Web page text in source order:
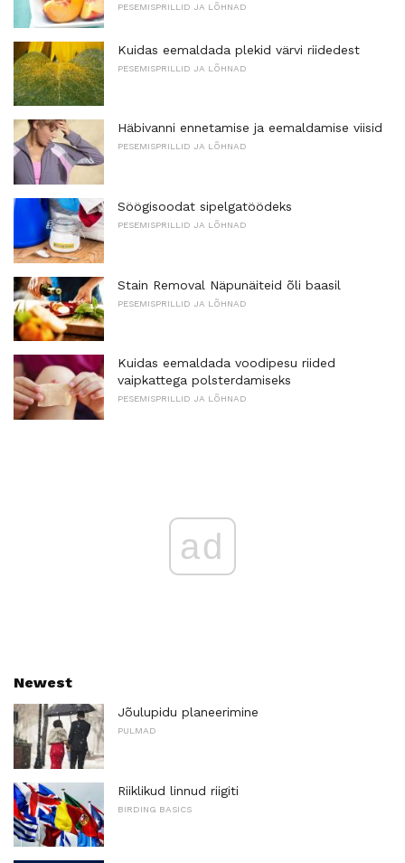
PESEMISPRILLID JA LÕHNAD
Kuidas eemaldada plekid värvi riidedest
PESEMISPRILLID JA LÕHNAD
Häbivanni ennetamise ja eemaldamise viisid
PESEMISPRILLID JA LÕHNAD
Söögisoodat sipelgatöödeks
PESEMISPRILLID JA LÕHNAD
Stain Removal Näpunäiteid õli baasil
PESEMISPRILLID JA LÕHNAD
Kuidas eemaldada voodipesu riided
vaipkattega polsterdamiseks
PESEMISPRILLID JA LÕHNAD
ad
Newest
Jõulupidu planeerimine
PULMAD
Riiklikud linnud riigiti
BIRDING BASICS